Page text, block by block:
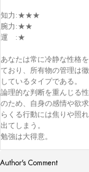
知力:★★★
腕力:★★
運　:★
あなたは常に冷静な性格
ており、所有物の管理は
しているタイプである。
論理的な判断を重んじる
のため、自身の感情や欲
らくる行動には焦りや照
出てしまう。
Author's Comment